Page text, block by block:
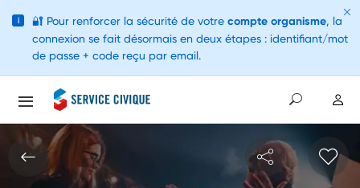
i 🔐 Pour renforcer la sécurité de votre compte organisme, la
connexion se fait désormais en deux étapes : identifiant/mot
de passe + code reçu par email.